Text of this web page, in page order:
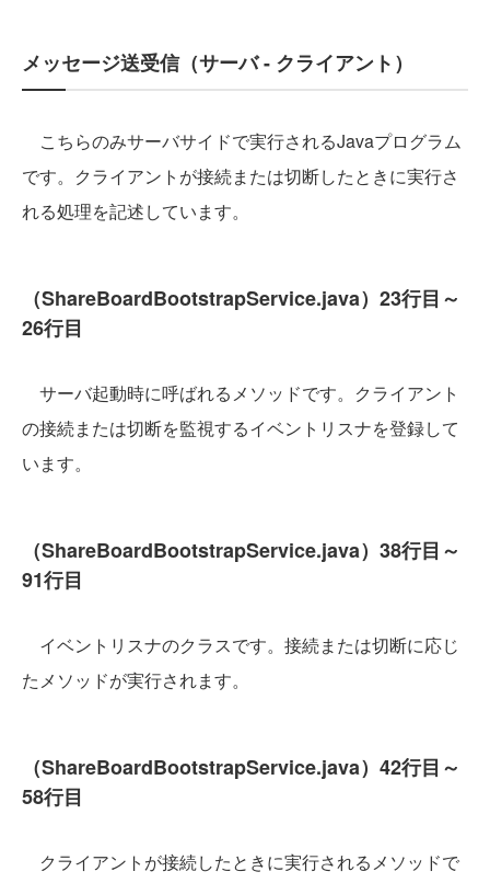
メッセージ送受信（サーバ - クライアント）
こちらのみサーバサイドで実行されるJavaプログラム
です。クライアントが接続または切断したときに実行さ
れる処理を記述しています。
（ShareBoardBootstrapService.java）23行目～
26行目
サーバ起動時に呼ばれるメソッドです。クライアント
の接続または切断を監視するイベントリスナを登録して
います。
（ShareBoardBootstrapService.java）38行目～
91行目
イベントリスナのクラスです。接続または切断に応じ
たメソッドが実行されます。
（ShareBoardBootstrapService.java）42行目～
58行目
クライアントが接続したときに実行されるメソッドで